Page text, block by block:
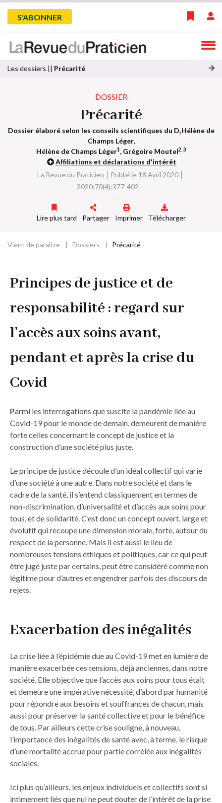
Skip
navigation
Menu
du
compte
l'utilisateur
S'ABONNER
Les dossiers || Précarité
ui
DOSSIER
Précarité
Dossier élaboré selon les conseils scientifiques du DrHélène de
Champs Léger,
Hélène de Champs Léger1, Grégoire Moutel2, 3
Affiliations et déclarations d'intérêt
La Revue du Praticien
Publié le 18 Avril 2020
2020;70(4);377-402
Lire plus tard Partager Imprimer Télécharger
Fil
d'Ariane
Vient de paraître Dossiers Précarité
Principes de justice et de
responsabilité : regard sur
l’accès aux soins avant,
pendant et après la crise du
Covid
Parmi les interrogations que suscite la pandémie liée au
Covid-19 pour le monde de demain, demeurent de manière
forte celles concernant le concept de justice et la
construction d’une société plus juste.
Le principe de justice découle d’un idéal collectif qui varie
d’une société à une autre. Dans notre société et dans le
cadre de la santé, il s’entend classiquement en termes de
non-discrimination, d’universalité et d’accès aux soins pour
tous, et de solidarité. C’est donc un concept ouvert, large et
évolutif qui recoupe une dimension morale, forte, autour du
respect de la personne. Mais il est aussi le lieu de
nombreuses tensions éthiques et politiques, car ce qui peut
être jugé juste par certains, peut être considéré comme non
légitime pour d’autres et engendrer parfois des discours de
rejets.
Exacerbation des inégalités
La crise liée à l’épidémie due au Covid-19 met en lumière de
manière exacerbée ces tensions, déjà anciennes, dans notre
société. Elle objective que l’accès aux soins pour tous était
et demeure une impérative nécessité, d’abord par humanité
pour répondre aux besoins et souffrances de chacun, mais
aussi pour préserver la santé collective et pour le bénéfice
de tous. Par ailleurs cette crise souligne, à nouveau,
l’importance des inégalités de santé avec, à terme, le risque
d’une mortalité accrue pour partie corrélée aux inégalités
sociales.
Ici plus qu’ailleurs, les enjeux individuels et collectifs sont si
intimement liés que nul ne peut douter de l’intérêt de la prise